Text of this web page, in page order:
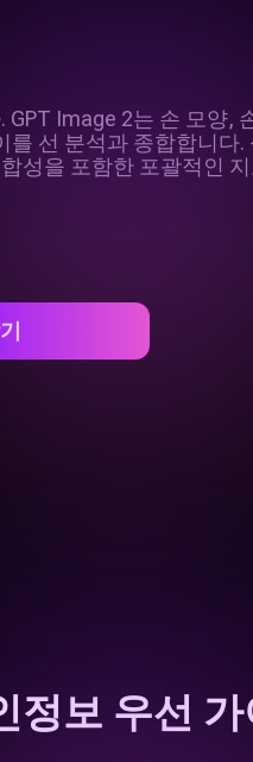
Image 2는 손 모양,
를 선 분석과 종합합니다.
성을 포함한 포괄적인
정보 우선